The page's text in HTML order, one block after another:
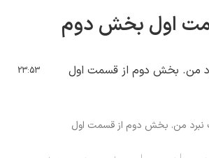
اول بخش دوم
من. بخش دوم از قسمت اول 23:53
نبرد من. بخش دوم از قسمت اول